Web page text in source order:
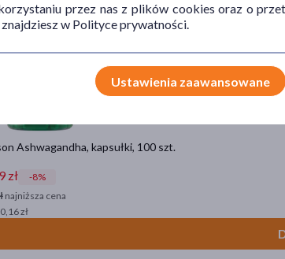
Ashwagandha, kapsułki, 100 szt.
zł
-8%
najniższa cena
zł
przez nas z plików cookies oraz o
w Polityce prywatności.
Ustawienia zaawansowane